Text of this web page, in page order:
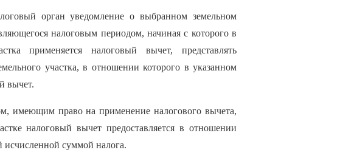
орган уведомление о выбранном земельном
налоговым периодом, начиная с которого в
применяется налоговый вычет, представлять
участка, в отношении которого в указанном
вычет.
имеющим право на применение налогового вычета,
налоговый вычет предоставляется в отношении
исчисленной суммой налога.